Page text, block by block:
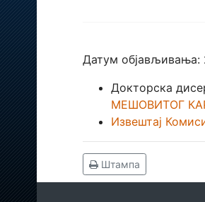
Датум објављивања:
Докторска
МЕШОВИТОГ
Извештај
Штампа